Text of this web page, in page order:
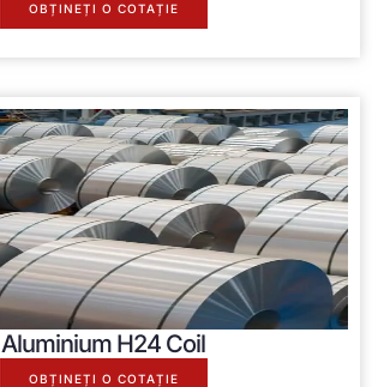
OBȚINEȚI O COTAȚIE
Aluminium H24 Coil
OBȚINEȚI O COTAȚIE